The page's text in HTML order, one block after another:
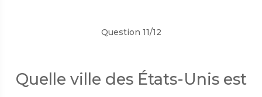
Question 11/12
Quelle ville des États-Unis est